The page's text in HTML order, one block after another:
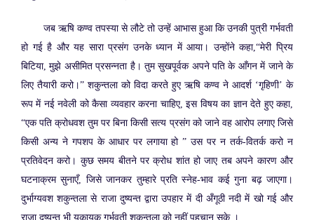
जब ऋषि कण्व तपस्या से लौटे तो उन्हें आभास हुआ कि उनकी पुत्री गर्भवती
हो गई है और यह सारा प्रसंग उनके ध्यान में आया। उन्होंने कहा,“मेरी प्रिय
बिटिया, मुझे असीमित प्रसन्नता है। तुम सुखपूर्वक अपने पति के आँगन में जाने के
लिए तैयारी करो।” शकुन्तला को विदा करते हुए ऋषि कण्व ने आदर्श ‘गृहिणी’ के
रूप में नई नवेली को कैसा व्यवहार करना चाहिए, इस विषय का ज्ञान देते हुए कहा,
“एक पति क्रोधवश तुम पर बिना किसी सत्य प्रसंग को जाने वह आरोप लगाए जिसे
किसी अन्य ने गपशप के आधार पर लगाया हो ” उस पर न तर्क-वितर्क करो न
प्रतिवेदन करो। कुछ समय बीतने पर क्रोध शांत हो जाए तब अपने कारण और
घटनाक्रम सुनाएँ, जिसे जानकर तुम्हारे प्रति स्नेह-भाव कई गुना बढ़ जाएगा।
दुर्भाग्यवश शकुन्तला से राजा दुष्यन्त द्वारा उपहार में दी अँगूठी नदी में खो गई और
राजा दुष्यन्त भी यकायक गर्भवती शकुन्तला को नहीं पहचान सके ।